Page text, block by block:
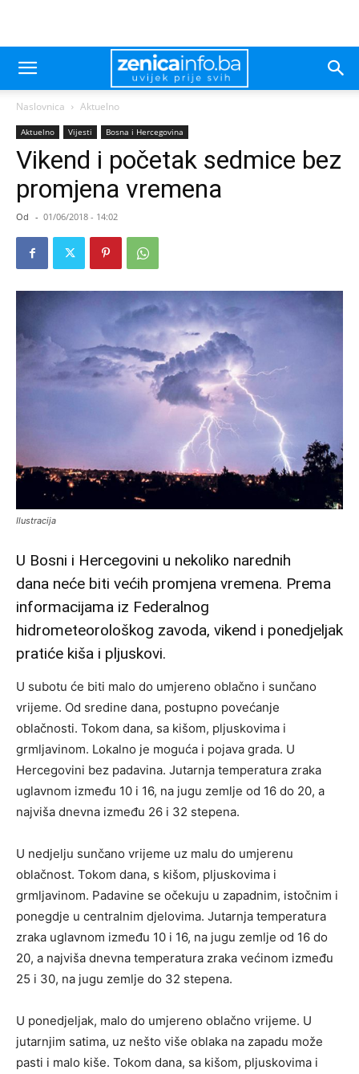
Naslovnica Aktuelno
Aktuelno Vijesti Bosna i Hercegovina
Vikend i početak sedmice bez
promjena vremena
Od - 01/06/2018 - 14:02
Ilustracija
U Bosni i Hercegovini u nekoliko narednih
dana neće biti većih promjena vremena. Prema
informacijama iz Federalnog
hidrometeorološkog zavoda, vikend i ponedjeljak
pratiće kiša i pljuskovi.
U subotu će biti malo do umjereno oblačno i sunčano
vrijeme. Od sredine dana, postupno povećanje
oblačnosti. Tokom dana, sa kišom, pljuskovima i
grmljavinom. Lokalno je moguća i pojava grada. U
Hercegovini bez padavina. Jutarnja temperatura zraka
uglavnom između 10 i 16, na jugu zemlje od 16 do 20, a
najviša dnevna između 26 i 32 stepena.
U nedjelju sunčano vrijeme uz malu do umjerenu
oblačnost. Tokom dana, s kišom, pljuskovima i
grmljavinom. Padavine se očekuju u zapadnim, istočnim i
ponegdje u centralnim djelovima. Jutarnja temperatura
zraka uglavnom između 10 i 16, na jugu zemlje od 16 do
20, a najviša dnevna temperatura zraka većinom između
25 i 30, na jugu zemlje do 32 stepena.
U ponedjeljak, malo do umjereno oblačno vrijeme. U
jutarnjim satima, uz nešto više oblaka na zapadu može
pasti i malo kiše. Tokom dana, sa kišom, pljuskovima i